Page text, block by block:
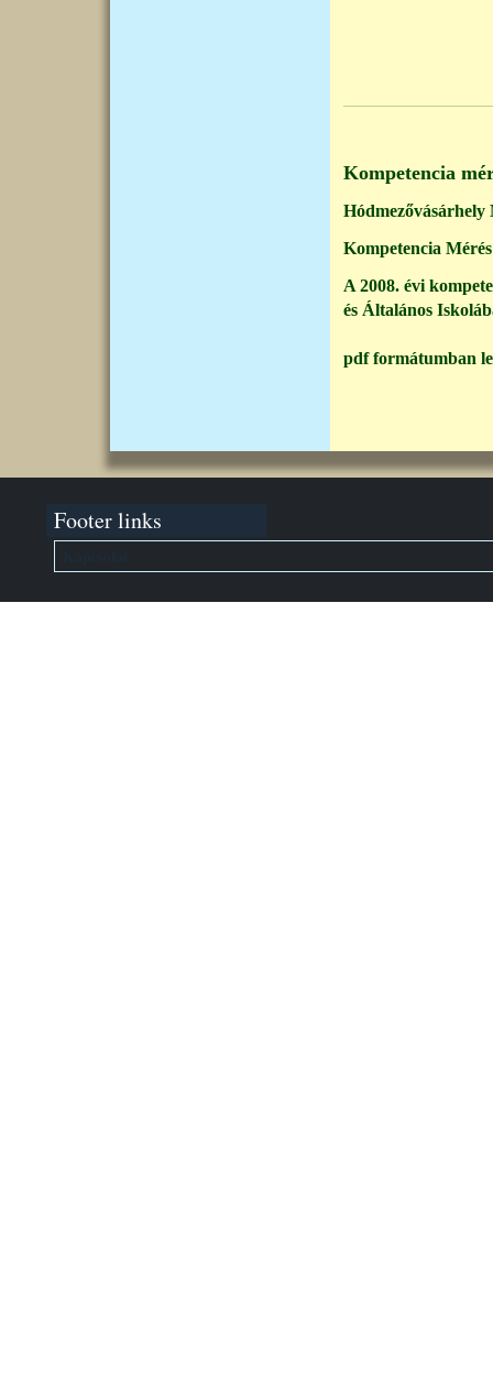
Kompetencia
Hódmezővásárhely
Kompetencia
A 2008. évi
és Általános
pdf formátumban
Footer links